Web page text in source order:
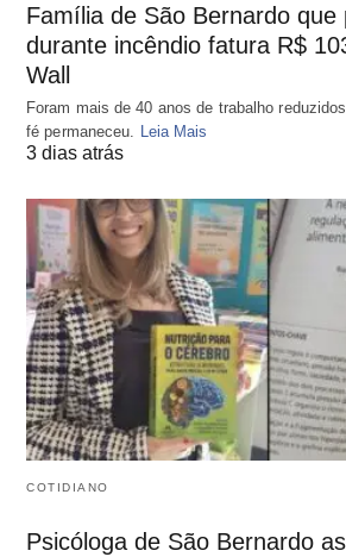
Família de São Bernardo que
durante incêndio fatura R$
Wall
Foram mais de 40 anos de trabalho
fé permaneceu. Leia Mais
3 dias atrás
COTIDIANO
Psicóloga de São Bernardo